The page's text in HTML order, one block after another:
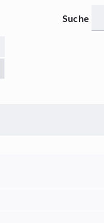
Suche